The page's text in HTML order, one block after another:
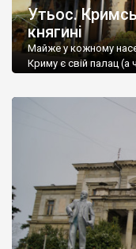
Утьос.
княгині
Майже у кожному
Криму є свій палац (а